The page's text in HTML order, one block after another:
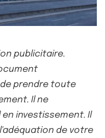
publicitaire.
prendre toute
Il ne
investissement. Il
de votre